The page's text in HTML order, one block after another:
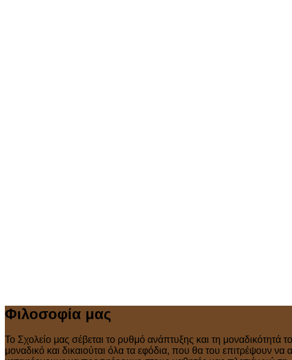
Φιλοσοφία μας
Το Σχολείο μας σέβεται το ρυθμό ανάπτυξης και τη μοναδικότητά
μοναδικό και δικαιούται όλα τα εφόδια, που θα του επιτρέψουν